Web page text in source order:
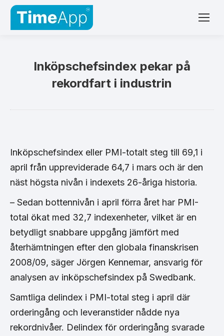
Inköpschefsindex pekar på
rekordfart i industrin
Inköpschefsindex eller PMI-totalt steg till 69,1 i
april från uppreviderade 64,7 i mars och är den
näst högsta nivån i indexets 26-åriga historia.
– Sedan bottennivån i april förra året har PMI-
total ökat med 32,7 indexenheter, vilket är en
betydligt snabbare uppgång jämfört med
återhämtningen efter den globala finanskrisen
2008/09, säger Jörgen Kennemar, ansvarig för
analysen av inköpschefsindex på Swedbank.
Samtliga delindex i PMI-total steg i april där
orderingång och leveranstider nådde nya
rekordnivåer. Delindex för orderingång svarade